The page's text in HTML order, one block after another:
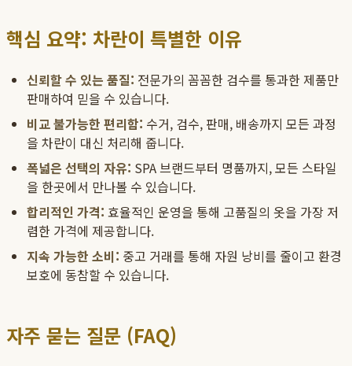
핵심 요약: 차란이 특별한 이유
신뢰할 수 있는 품질: 전문가의 꼼꼼한 검수를 통과한 제품만
판매하여 믿을 수 있습니다.
비교 불가능한 편리함: 수거, 검수, 판매, 배송까지 모든 과정
을 차란이 대신 처리해 줍니다.
폭넓은 선택의 자유: SPA 브랜드부터 명품까지, 모든 스타일
을 한곳에서 만나볼 수 있습니다.
합리적인 가격: 효율적인 운영을 통해 고품질의 옷을 가장 저
렴한 가격에 제공합니다.
지속 가능한 소비: 중고 거래를 통해 자원 낭비를 줄이고 환경
보호에 동참할 수 있습니다.
자주 묻는 질문 (FAQ)